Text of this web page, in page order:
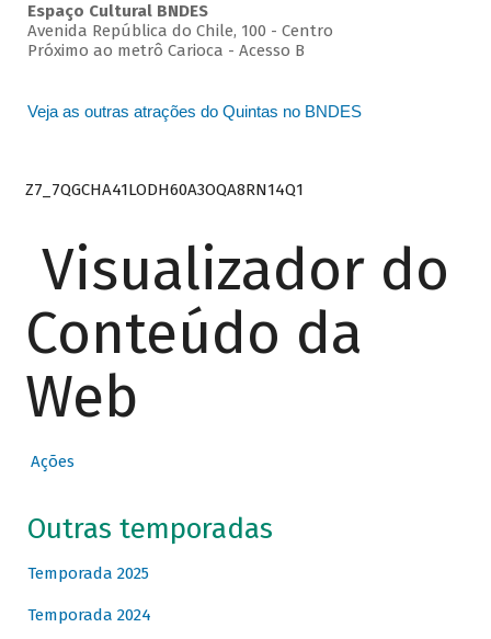
Espaço Cultural BNDES
Avenida República do Chile, 100 - Centro
Próximo ao metrô Carioca - Acesso B
Veja as outras atrações do Quintas no BNDES
Z7_7QGCHA41LODH60A3OQA8RN14Q1
Visualizador do
Conteúdo da
Web
Ações
Outras temporadas
Temporada 2025
Temporada 2024